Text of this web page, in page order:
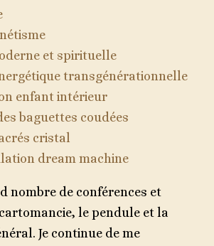
et spirituelle
transgénérationnelle
enfant intérieur
baguettes coudées
cristal
dream machine
nombre de conférences et
le pendule et la
Je continue de me